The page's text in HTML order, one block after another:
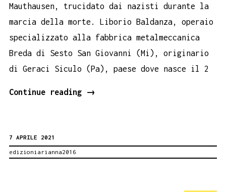
Mauthausen, trucidato dai nazisti durante la
marcia della morte. Liborio Baldanza, operaio
specializzato alla fabbrica metalmeccanica
Breda di Sesto San Giovanni (Mi), originario
di Geraci Siculo (Pa), paese dove nasce il 2
Continue reading
Pietra
→
7 APRILE 2021
edizioniarianna2016